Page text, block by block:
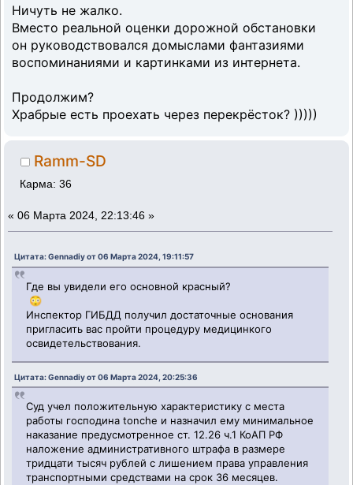
Ничуть не жалко.
Вместо реальной оценки дорожной обстановки
он руководствовался домыслами фантазиями
воспоминаниями и картинками из интернета.
Продолжим?
Храбрые есть проехать через перекрёсток? )))))
Ramm-SD
Карма: 36
« 06 Марта 2024, 22:13:46 »
Цитата: Gennadiy от 06 Марта 2024, 19:11:57
Где вы увидели его основной красный?
😳
Инспектор ГИБДД получил достаточные основания
пригласить вас пройти процедуру медицинкого
освидетельствования.
Цитата: Gennadiy от 06 Марта 2024, 20:25:36
Суд учел положительную характеристику с места
работы господина tonche и назначил ему минимальное
наказание предусмотренное ст. 12.26 ч.1 КоАП РФ
наложение административного штрафа в размере
тридцати тысяч рублей с лишением права управления
транспортными средствами на срок 36 месяцев.